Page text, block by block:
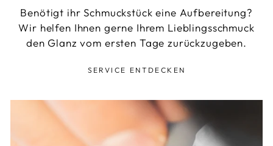
Benötigt ihr Schmuckstück eine Aufbereitung?
Wir helfen Ihnen gerne Ihrem Lieblingsschmuck
den Glanz vom ersten Tage zurückzugeben.
SERVICE ENTDECKEN